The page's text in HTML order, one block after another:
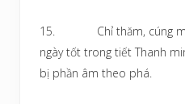
15. Chỉ thăm, cúng mộ
ngày tốt trong tiết Thanh
bị phần âm theo phá.